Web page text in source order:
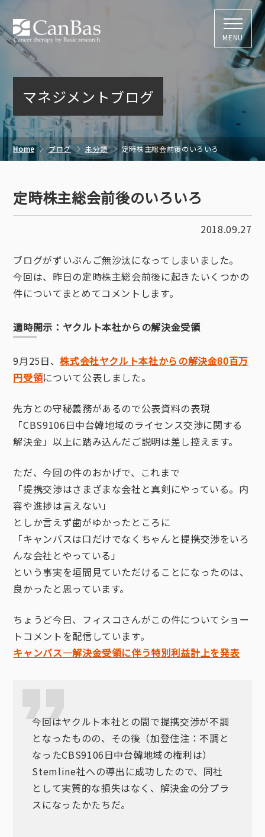
株式会社キャン
MENU
マネジメントブログ
Home ブログ 未分類 定時株主総会前後のいろいろ
定時株主総会前後のいろいろ
2018.09.27
ブログがずいぶんご無沙汰になってしまいました。
今回は、昨日の定時株主総会前後に起きたいくつかの
件についてまとめてコメントします。
適時開示：ヤクルト本社からの解決金受領
9月25日、株式会社ヤクルト本社からの解決金80百万
円受領について公表しました。
先方との守秘義務があるので公表資料の表現
「CBS9106日中台韓地域のライセンス交渉に関する
解決金」以上に踏み込んだご説明は差し控えます。
ただ、今回の件のおかげで、これまで
「提携交渉はさまざまな会社と真剣にやっている。内
容や進捗は言えない」
としか言えず歯がゆかったところに
「キャンバスは口だけでなくちゃんと提携交渉をいろ
んな会社とやっている」
という事実を垣間見ていただけることになったのは、
良かったと思っています。
ちょうど今日、フィスコさんがこの件についてショー
トコメントを配信しています。
キャンバス—解決金受領に伴う特別利益計上を発表
今回はヤクルト本社との間で提携交渉が不調
となったものの、その後（加登住注：不調と
なったCBS9106日中台韓地域の権利は）
Stemline社への導出に成功したので、同社
として実質的な損失はなく、解決金の分プラ
スになったかたちだ。